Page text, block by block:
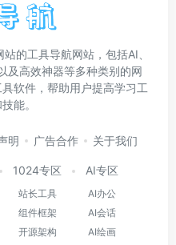
的工具导航网站，包括AI、
及高效神器等多种类别的网
软件，帮助用户提高学习工
能。
明 广告合作 关于我们
1024专区
站长工具
组件框架
开源架构
AI专区
AI办公
AI会话
AI绘画